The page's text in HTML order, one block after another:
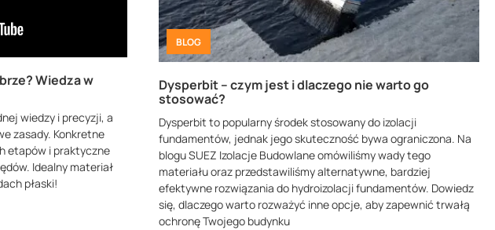
Wiedza w
wiedzy i precyzji, a
zasady. Konkretne
etapów i praktyczne
Idealny materiał
płaski!
BLOG
Dysperbit – czym jest i dlaczego nie warto go
stosować?
Dysperbit to popularny środek stosowany do izolacji
fundamentów, jednak jego skuteczność bywa ograniczona. Na
blogu SUEZ Izolacje Budowlane omówiliśmy wady tego
materiału oraz przedstawiliśmy alternatywne, bardziej
efektywne rozwiązania do hydroizolacji fundamentów. Dowiedz
się, dlaczego warto rozważyć inne opcje, aby zapewnić trwałą
ochronę Twojego budynku